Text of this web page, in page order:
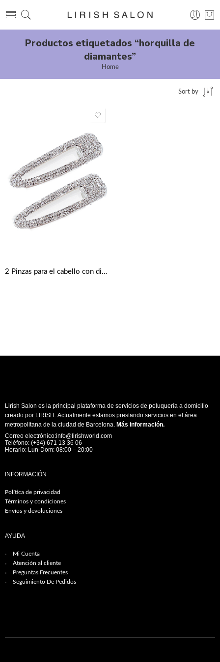
Productos etiquetados “horquilla de
diamantes”
Home
Sort by
2 Pinzas para el cabello con diamantes de imitación plateado
Lirish Salon es la principal plataforma de servicios de peluquería a domicilio
creado por LIRISH. Actualmente estamos prestando servicios en el área
metropolitana de la ciudad de Barcelona. Más información.
Correo electrónico:info@lirishworld.com
Teléfono: (+34) 671 13 36 06
Horario: Lun-Dom: 08:00 – 20:00
INFORMACIÓN
Política de privacidad
Términos y condiciones
Envíos y devoluciones
AYUDA
Mi Cuenta
Atención al cliente
Preguntas Frecuentes
Seguimiento De Pedidos